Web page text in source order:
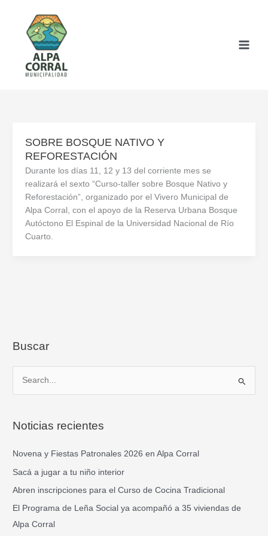
contenido
SOBRE BOSQUE NATIVO Y
REFORESTACIÓN
Durante los días 11, 12 y 13 del corriente mes se
realizará el sexto “Curso-taller sobre Bosque Nativo y
Reforestación”, organizado por el Vivero Municipal de
Alpa Corral, con el apoyo de la Reserva Urbana Bosque
Autóctono El Espinal de la Universidad Nacional de Río
Cuarto.
Buscar
c
o
r
:
Noticias recientes
Novena y Fiestas Patronales 2026 en Alpa Corral
Sacá a jugar a tu niño interior
Abren inscripciones para el Curso de Cocina Tradicional
El Programa de Leña Social ya acompañó a 35 viviendas de
Alpa Corral